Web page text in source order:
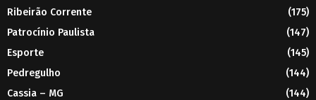
Ribeirão Corrente
(175)
Patrocínio Paulista
(147)
Esporte
(145)
Pedregulho
(144)
Cassia – MG
(144)